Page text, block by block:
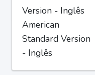
Version - Inglês
American
Standard Version
- Inglês